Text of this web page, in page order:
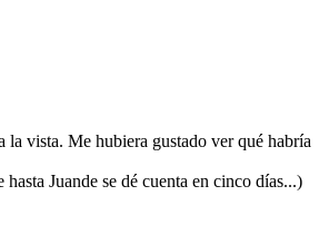
vista. Me hubiera gustado ver qué habría
Juande se dé cuenta en cinco días...)